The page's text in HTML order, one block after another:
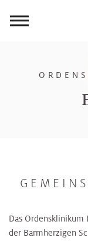
Das Ordensklinikum
der Barmherzigen